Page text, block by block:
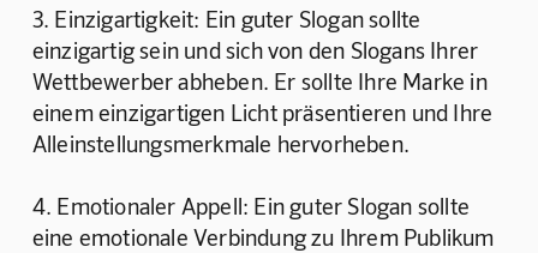
3. Einzigartigkeit: Ein guter Slogan sollte
einzigartig sein und sich von den Slogans Ihrer
Wettbewerber abheben. Er sollte Ihre Marke in
einem einzigartigen Licht präsentieren und Ihre
Alleinstellungsmerkmale hervorheben.
4. Emotionaler Appell: Ein guter Slogan sollte
eine emotionale Verbindung zu Ihrem Publikum